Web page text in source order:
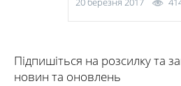
Підпишіться на розсилку та
новин та оновлень